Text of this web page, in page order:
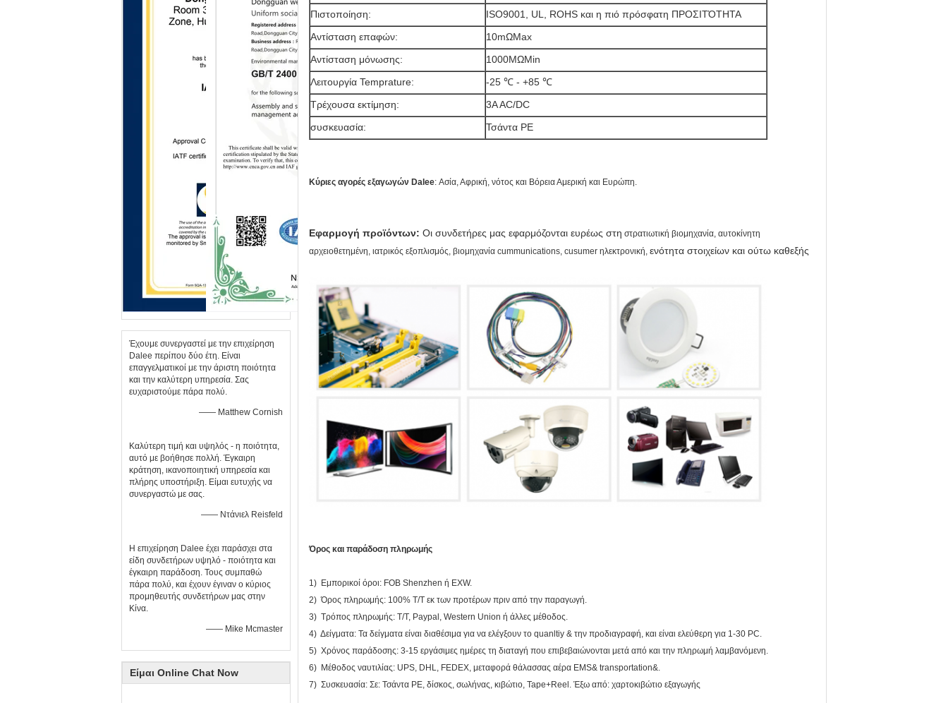
Έχουμε συνεργαστεί με την επιχείρηση
Dalee περίπου δύο έτη. Είναι
επαγγελματικοί με την άριστη ποιότητα
και την καλύτερη υπηρεσία. Σας
ευχαριστούμε πάρα πολύ.
—— Matthew Cornish
Καλύτερη τιμή και υψηλός - η ποιότητα,
αυτό με βοήθησε πολλή. Έγκαιρη
κράτηση, ικανοποιητική υπηρεσία και
πλήρης υποστήριξη. Είμαι ευτυχής να
συνεργαστώ με σας.
—— Ντάνιελ Reisfeld
Η επιχείρηση Dalee έχει παράσχει στα
είδη συνδετήρων υψηλό - ποιότητα και
έγκαιρη παράδοση. Τους συμπαθώ
πάρα πολύ, και έχουν έγιναν ο κύριος
προμηθευτής συνδετήρων μας στην
Κίνα.
—— Mike Mcmaster
Είμαι Online Chat Now
Πιστοποίηση:
ISO9001, UL, ROHS και η πιό πρόσφατη ΠΡΟΣΙΤΌΤΗΤΑ
Αντίσταση επαφών:
10mΩMax
Αντίσταση μόνωσης:
1000MΩMin
Λειτουργία Temprature:
-25 ℃ - +85 ℃
Τρέχουσα εκτίμηση:
3A AC/DC
συσκευασία:
Τσάντα PE
Κύριες αγορές εξαγωγών Dalee: Ασία, Αφρική, νότος και Βόρεια Αμερική και Ευρώπη.
Εφαρμογή προϊόντων: Οι συνδετήρες μας εφαρμόζονται ευρέως στη στρατιωτική βιομηχανία, αυτοκίνητη
αρχειοθετημένη, ιατρικός εξοπλισμός, βιομηχανία cummunications, cusumer ηλεκτρονική, ενότητα στοιχείων και ούτω καθεξής
Όρος και παράδοση πληρωμής
1) Εμπορικοί όροι: FOB Shenzhen ή EXW.
2) Όρος πληρωμής: 100% T/T εκ των προτέρων πριν από την παραγωγή.
3) Τρόπος πληρωμής: T/T, Paypal, Western Union ή άλλες μέθοδος.
4) Δείγματα: Τα δείγματα είναι διαθέσιμα για να ελέγξουν το quanltiy & την προδιαγραφή, και είναι ελεύθερη για 1-30 PC.
5) Χρόνος παράδοσης: 3-15 εργάσιμες ημέρες τη διαταγή που επιβεβαιώνονται μετά από και την πληρωμή λαμβανόμενη.
6) Μέθοδος ναυτιλίας: UPS, DHL, FEDEX, μεταφορά θάλασσας αέρα EMS& transportation&.
7) Συσκευασία: Σε: Τσάντα PE, δίσκος, σωλήνας, κιβώτιο, Tape+Reel. Έξω από: χαρτοκιβώτιο εξαγωγής